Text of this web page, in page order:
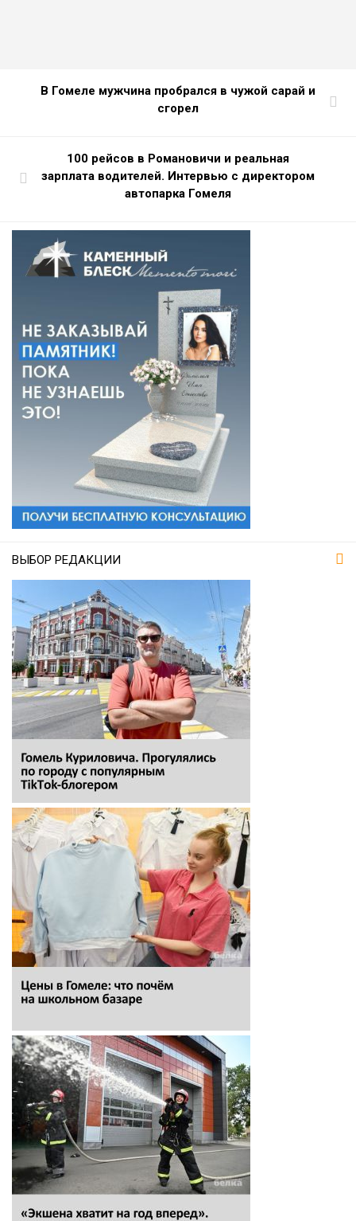
В Гомеле мужчина пробрался в чужой сарай и
сгорел
100 рейсов в Романовичи и реальная
зарплата водителей. Интервью с директором
автопарка Гомеля
ВЫБОР РЕДАКЦИИ